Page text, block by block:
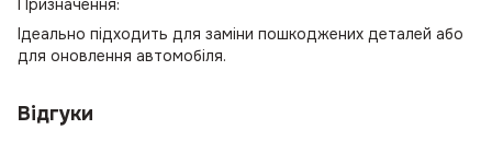
Призначення:
Ідеально підходить для заміни пошкоджених деталей або
для оновлення автомобіля.
Відгуки